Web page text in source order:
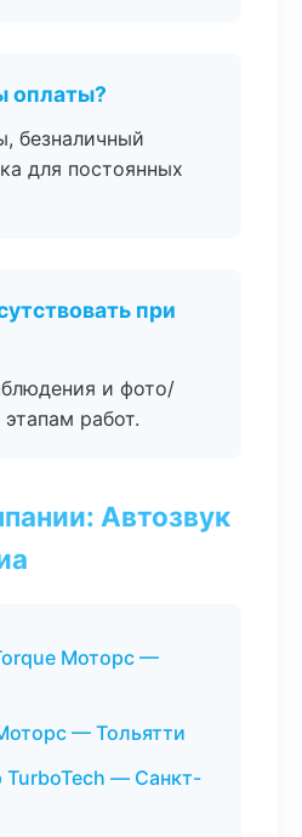
оплаты?
безналичный
для постоянных
при
и фото/
работ.
Автозвук
Моторс —
— Тольятти
TurboTech — Санкт-